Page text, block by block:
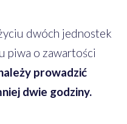
dwóch jednostek
piwa o zawartości
prowadzić
dwie godziny.